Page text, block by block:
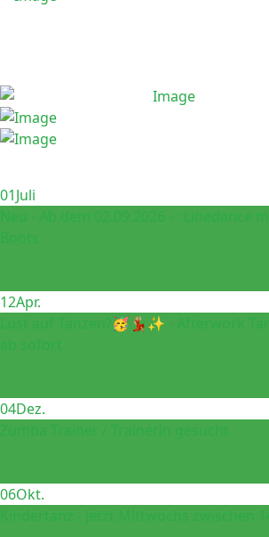
01Juli
Neu - Ab dem 02.09.2026 - : Linedance
Boots
12Apr.
Lust auf Tanzen?🥳💃🏼✨ - Afterwork
ab sofort
04Dez.
Zumba Trainer / Trainerin gesucht
06Okt.
Kindertanz - jetzt Mittwochs zwischen